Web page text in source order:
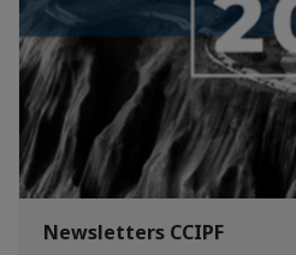
Newsletters CCIPF